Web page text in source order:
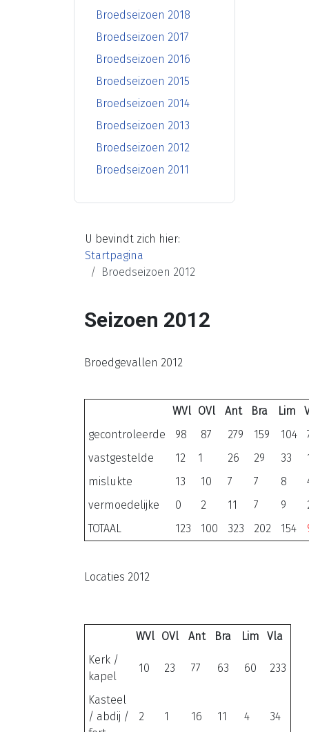
Broedseizoen 2018
Broedseizoen 2017
Broedseizoen 2016
Broedseizoen 2015
Broedseizoen 2014
Broedseizoen 2013
Broedseizoen 2012
Broedseizoen 2011
U bevindt zich hier:
Startpagina
Broedseizoen 2012
Seizoen 2012
Broedgevallen 2012
WVl OVl Ant Bra Lim
gecontroleerde
98 87 279 159 104
vastgestelde
12 1 26 29 33
mislukte
13 10 7 7 8
vermoedelijke
0 2 11 7 9
TOTAAL
123 100 323 202 154
Locaties 2012
WVl OVl Ant Bra Lim
Vla
Kerk /
kapel
10 23 77 63 60 233
Kasteel
/ abdij /
2 1 16 11 4 34